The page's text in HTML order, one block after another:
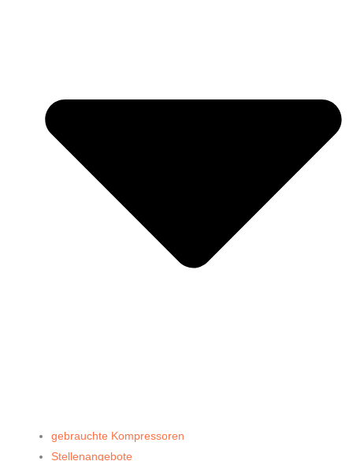
gebrauchte Kompressoren
Stellenangebote